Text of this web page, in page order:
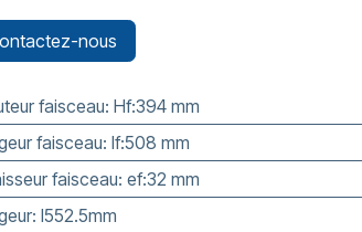
nous
faisceau: Hf:394 mm
faisceau: lf:508 mm
faisceau: ef:32 mm
: l552.5mm